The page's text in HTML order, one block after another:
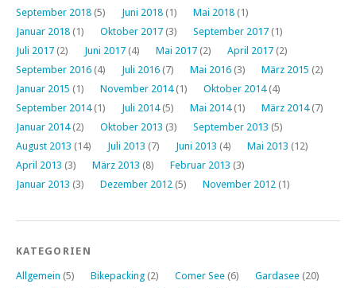
September 2018 (5) Juni 2018 (1) Mai 2018 (1)
Januar 2018 (1) Oktober 2017 (3) September 2017 (1)
Juli 2017 (2) Juni 2017 (4) Mai 2017 (2) April 2017 (2)
September 2016 (4) Juli 2016 (7) Mai 2016 (3) März 2015 (2)
Januar 2015 (1) November 2014(1) Oktober 2014(4)
September 2014(1) Juli 2014(5) Mai 2014(1) März 2014(7)
Januar 2014(2) Oktober 2013 (3) September 2013 (5)
August 2013 (14) Juli 2013 (7) Juni 2013 (4) Mai 2013 (12)
April 2013 (3) März 2013 (8) Februar 2013 (3)
Januar 2013 (3) Dezember 2012 (5) November 2012 (1)
KATEGORIEN
Allgemein (5) Bikepacking (2) Comer See (6) Gardasee (20)